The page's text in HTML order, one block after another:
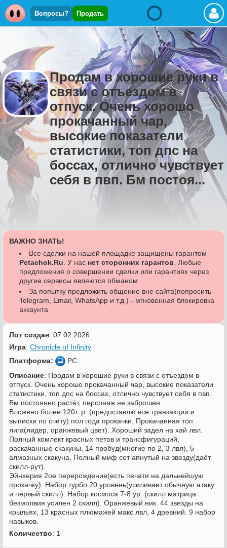
Вопросы? Продать
Продам в хорошие руки в
связи с отъездом в
отпуск. Очень хорошо
прокачанный чар,
высокие показатели
статистики, топ дпс на
боссах, отлично чувствует
себя в пвп. Бм постоя...
ВАЖНО ЗНАТЬ!
Все сделки на нашей площадке защищены гарантом
Petachok.Ru . У нас нет сторонних гарантов . Любые
предложения о совершении сделки или гарантиях через
другие сервисы являются обманом.
За попытку предложить общение вне сайта(попросить
Telegram, Email, WhatsApp и т.д.) - мгновенная блокировка
аккаунта
Лот создан: 07.02.2026
Игра: Chronicle of Infinity
Платформа:
PC
Описание: Продам в хорошие руки в связи с отъездом в
отпуск. Очень хорошо прокачанный чар, высокие показатели
статистики, топ дпс на боссах, отлично чувствует себя в пвп.
Бм постоянно растёт, персонаж не заброшен.
Вложено более 120т. р. (предоставлю все транзакции и
выписки по счёту) пол года прокачки. Прокачанная топ
лига(лидер, оранжевый цвет). Хороший задел на хай лвл.
Полный комлект красных петов и трансфигураций,
раскачанные скакуны, 14 пробуд(многие по 2, 3 лвл), 5
алмазных скакуна, Полный миф сет апнутый на звезду(даёт
скилл-рут).
Эйнхерия 2ое перерождение(есть печати на дальнейшую
прокачку). Набор турбо 20 уровень(усиливает обычную атаку
и первый скилл). Набор космоса 7-8 ур. (скилл матрица
безмолвия усилен 2 скилл). Оранжевый ник. 44 звезды на
крыльях, 13 красных плюмажей макс лвл, 4 древний. 9 набор
навыков.
Количество: 1